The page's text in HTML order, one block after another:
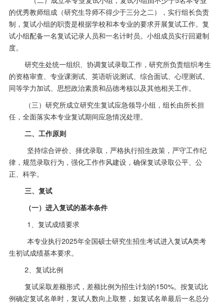
的优秀教师组成（研究生导师不得少于三分之二），实行组长负责
制，复试小组的职责是根据学校和本专业的要求开展复试工作。复
试小组配备一名复试记录人员和一名计时员。小组成员实行回避制
度。
研究生处统一组织、协调复试录取工作，研究所负责组织考生
的资格审查、专业课测试、英语听说测试、综合面试、心理测试、
同等学力加试、思想政治素质和品德考核以及其他相关工作。
（三）研究所成立研究生复试应急领导小组，组长由所长担
任，全面落实本专业复试期间应急情况处理。
二、工作原则
坚持综合评价、择优录取，严格执行招生政策，严守工作纪
律，规范录取行为，强化工作作风建设，确保复试录取公平、公
正、科学。
三、复试
（一）进入复试的基本条件
1、复试成绩要求
本专业执行2025年全国硕士研究生招生考试进入复试A类考
生初试成绩基本要求。
2、复试比例
复试采取差额形式，差额比例为招生计划的150%。按复试比
例确定复试名单时，复试人数向上取整，如复试名单最后一名总分